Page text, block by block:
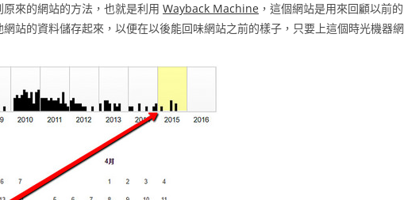
來的網站的方法，也就是利用 Wayback Machine ，這個網站是用來回顧以前的
站的資料儲存起來，以便在以後能回味網站之前的樣子，只要上這個時光機器網